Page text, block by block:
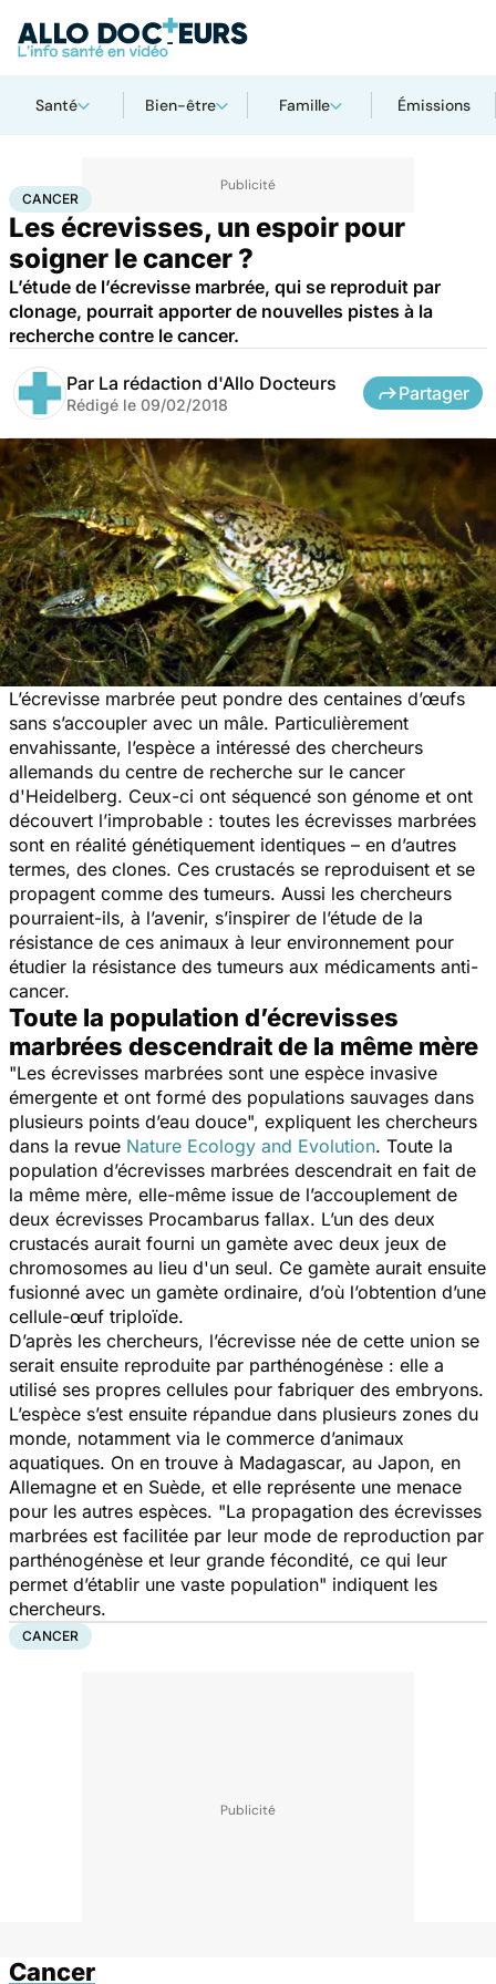
Santé Bien-être Famille Émissions
AccueilSanté Cancer
CANCER
Les écrevisses, un espoir pour
soigner le cancer ?
L’étude de l’écrevisse marbrée, qui se reproduit par
clonage, pourrait apporter de nouvelles pistes à la
recherche contre le cancer.
Par La rédaction d'Allo Docteurs
Rédigé le 09/02/2018
Partager
L’écrevisse marbrée peut pondre des centaines d’œufs
sans s’accoupler avec un mâle. Particulièrement
envahissante, l’espèce a intéressé des chercheurs
allemands du centre de recherche sur le cancer
d'Heidelberg. Ceux-ci ont séquencé son génome et ont
découvert l’improbable : toutes les écrevisses marbrées
sont en réalité génétiquement identiques – en d’autres
termes, des clones. Ces crustacés se reproduisent et se
propagent comme des tumeurs. Aussi les chercheurs
pourraient-ils, à l’avenir, s’inspirer de l’étude de la
résistance de ces animaux à leur environnement pour
étudier la résistance des tumeurs aux médicaments anti-
cancer.
Toute la population d’écrevisses
marbrées descendrait de la même mère
"Les écrevisses marbrées sont une espèce invasive
émergente et ont formé des populations sauvages dans
plusieurs points d’eau douce", expliquent les chercheurs
dans la revue Nature Ecology and Evolution. Toute la
population d’écrevisses marbrées descendrait en fait de
la même mère, elle-même issue de l’accouplement de
deux écrevisses Procambarus fallax. L’un des deux
crustacés aurait fourni un gamète avec deux jeux de
chromosomes au lieu d'un seul. Ce gamète aurait ensuite
fusionné avec un gamète ordinaire, d’où l’obtention d’une
cellule-œuf triploïde.
D’après les chercheurs, l’écrevisse née de cette union se
serait ensuite reproduite par parthénogénèse : elle a
utilisé ses propres cellules pour fabriquer des embryons.
L’espèce s’est ensuite répandue dans plusieurs zones du
monde, notamment via le commerce d’animaux
aquatiques. On en trouve à Madagascar, au Japon, en
Allemagne et en Suède, et elle représente une menace
pour les autres espèces. "La propagation des écrevisses
marbrées est facilitée par leur mode de reproduction par
parthénogénèse et leur grande fécondité, ce qui leur
permet d’établir une vaste population" indiquent les
chercheurs.
CANCER
Cancer